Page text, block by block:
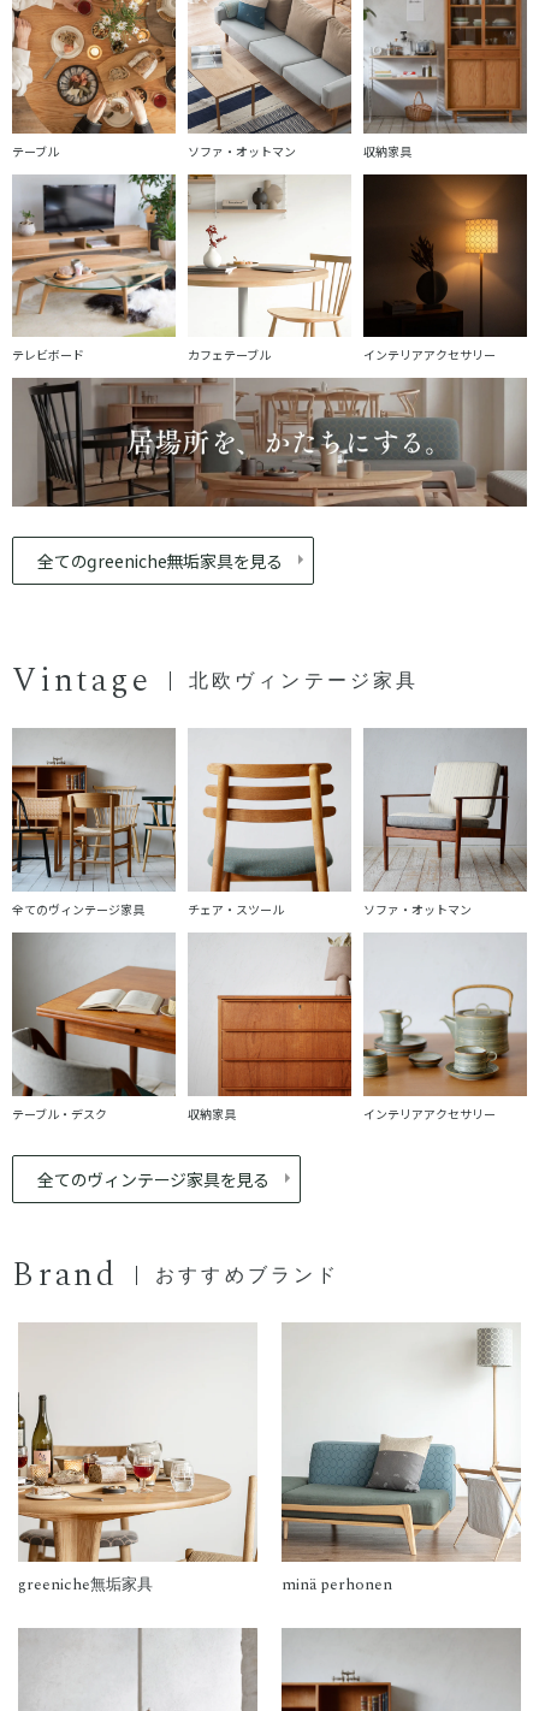
テーブル ソファ・オットマン 収納家具
テレビボード カフェテーブル インテリアアクセサリー
全ての reeniche無垢家具を見る
Vintage 北欧ヴィンテージ家具
全てのヴィンテージ家具 チェア・スツール ソファ・オットマン
テーブル・デスク 収納家具 インテリアアクセサリー
全てのヴィンテージ家具を見る
Brand おすすめブランド
greeniche無垢家具 minä perhonen